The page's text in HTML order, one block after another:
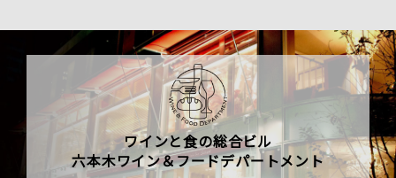
ワインと食の総合ビル
六本木ワイン＆フードデパートメント